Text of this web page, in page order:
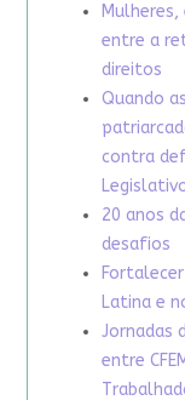
entre a
direitos
Quando
contra
20 anos
desafios
Latina e
Jornadas
entre